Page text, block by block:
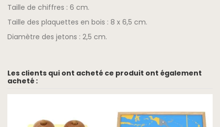
Taille de chiffres : 6 cm.
Taille des plaquettes en bois : 8 x 6,5 cm.
Diamètre des jetons : 2,5 cm.
Les clients qui ont acheté ce produit ont également
acheté :